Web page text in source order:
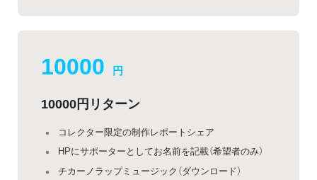
10000 円
10000円リターン
コレクター限定の制作レポートシェア
HPにサポーターとしてお名前を記載（希望者のみ）
チカーノラップミュージック（ダウンロード）